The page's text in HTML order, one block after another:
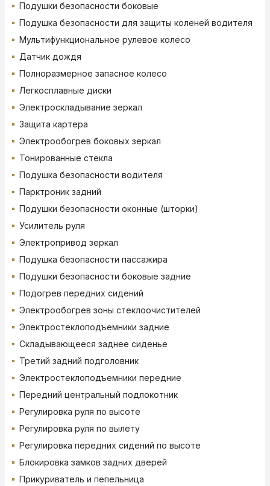
Подушки безопасности боковые
Подушка безопасности для защиты коленей водителя
Мультифункциональное рулевое колесо
Датчик дождя
Полноразмерное запасное колесо
Легкосплавные диски
Электроскладывание зеркал
Защита картера
Электрообогрев боковых зеркал
Тонированные стекла
Подушка безопасности водителя
Парктроник задний
Подушки безопасности оконные (шторки)
Усилитель руля
Электропривод зеркал
Подушка безопасности пассажира
Подушки безопасности боковые задние
Подогрев передних сидений
Электрообогрев зоны стеклоочистителей
Электростеклоподъемники задние
Складывающееся заднее сиденье
Третий задний подголовник
Электростеклоподъемники передние
Передний центральный подлокотник
Регулировка руля по высоте
Регулировка руля по вылету
Регулировка передних сидений по высоте
Блокировка замков задних дверей
Прикуриватель и пепельница